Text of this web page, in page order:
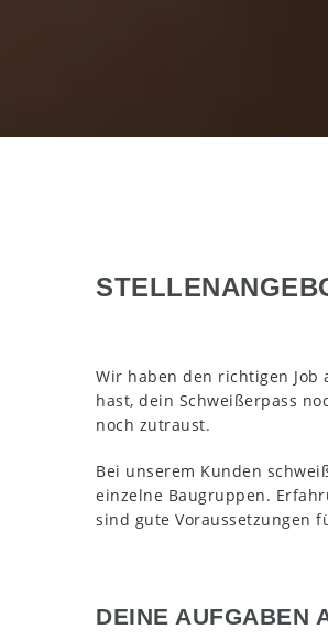
Wir haben den richtigen Job
hast, dein Schweißerpass
noch zutraust.
Bei unserem Kunden
einzelne Baugruppen.
sind gute Voraussetzungen
DEINE AUFGABEN